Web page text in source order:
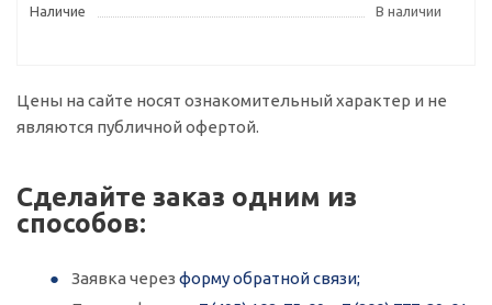
Наличие
В наличии
Цены на сайте носят ознакомительный характер и не
являются публичной офертой.
Сделайте заказ одним из
способов:
Заявка через форму обратной связи;